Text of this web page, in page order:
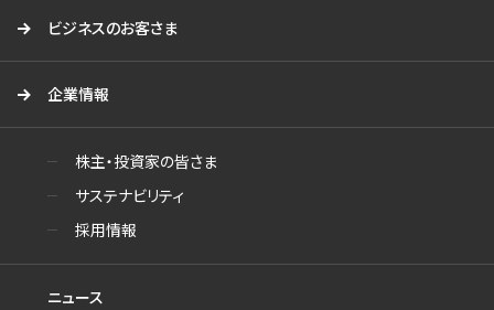
ビジネスのお客さま
企業情報
株主・投資家の皆さま
サステナビリティ
採用情報
ニュース